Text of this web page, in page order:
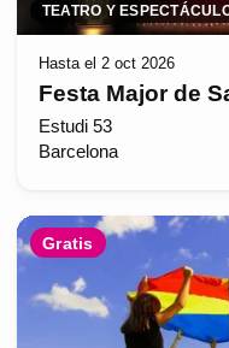
TEATRO Y
Hasta el 2 oct 2026
Festa Major de
Estudi 53
Barcelona
Gratis